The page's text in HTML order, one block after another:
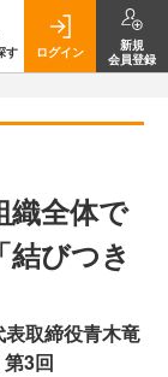
す ログイン
新規
会員登録
織全体で
びつき
取締役青木竜
3回